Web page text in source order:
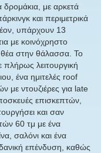
με αρκετά
και περιμετρικά
υπάρχουν 13
με κοινόχρηστο
στην θάλασσα. Το
πλήρως λειτουργική
ένα ημιτελές roof
ντουζιέρες για late
επισκεπτών,
και σαν
60 τμ με ένα
σαλόνι και ένα
επένδυση, καθώς